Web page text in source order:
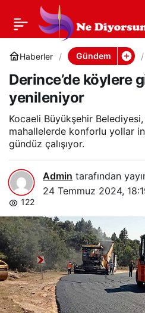
Haberler Gündem
Derince’de köylere
yenileniyor
Kocaeli Büyükşehir
mahallelerde konforlu yollar
gündüz çalışıyor.
Admin tarafından
24 Temmuz 2024,
122
Derince’de köylere
giden ulaşım ağı
yenileniyor